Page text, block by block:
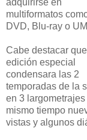
multiformatos
DVD, Blu-ray o
Cabe destacar
edición especial
condensara las 2
temporadas de la
en 3
mismo tiempo
vistas y algunos